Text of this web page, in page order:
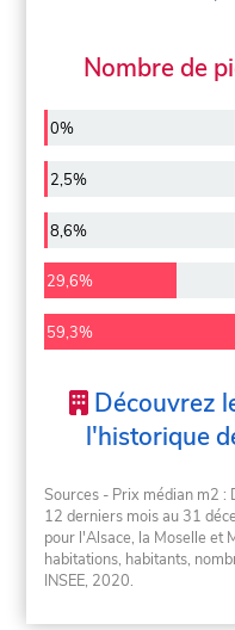
Nombre de
0%
2,5%
8,6%
29,6%
59,3%
Découvrez
l'historique
Sources - Prix médian m2 :
12 derniers mois au 31
pour l'Alsace, la Moselle et
habitations, habitants,
INSEE, 2020.